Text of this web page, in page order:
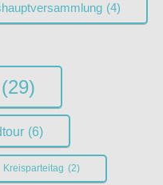
(4)
(29)
(6)
Kreisparteitag (2)